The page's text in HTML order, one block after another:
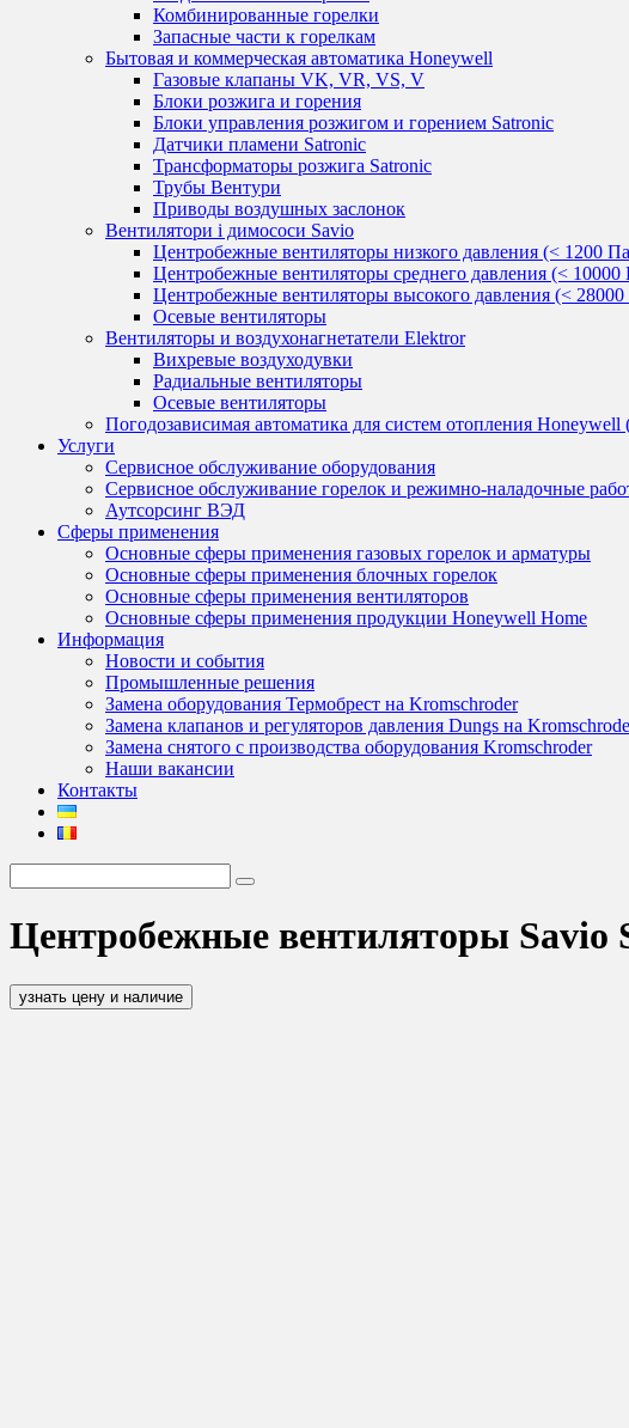
Комбинированные горелки
Запасные части к горелкам
Бытовая и коммерческая автоматика Honeywell
Газовые клапаны VK, VR, VS, V
Блоки розжига и горения
Блоки управления розжигом и горением Satronic
Датчики пламени Satronic
Трансформаторы розжига Satronic
Трубы Вентури
Приводы воздушных заслонок
Вентилятори і димососи Savio
Центробежные вентиляторы низкого давления (< 1200
Центробежные вентиляторы среднего давления (< 10000
Центробежные вентиляторы высокого давления (<
Осевые вентиляторы
Вентиляторы и воздухонагнетатели Elektror
Вихревые воздуходувки
Радиальные вентиляторы
Осевые вентиляторы
Погодозависимая автоматика для систем отопления Honeywell
Услуги
Сервисное обслуживание оборудования
Сервисное обслуживание горелок и режимно-наладочные
Аутсорсинг ВЭД
Сферы применения
Основные сферы применения газовых горелок и арматуры
Основные сферы применения блочных горелок
Основные сферы применения вентиляторов
Основные сферы применения продукции Honeywell Home
Информация
Новости и события
Промышленные решения
Замена оборудования Термобрест на Kromschroder
Замена клапанов и регуляторов давления Dungs на
Замена снятого с производства оборудования Kromschroder
Наши вакансии
Контакты
Центробежные вентиляторы
узнать цену и наличие